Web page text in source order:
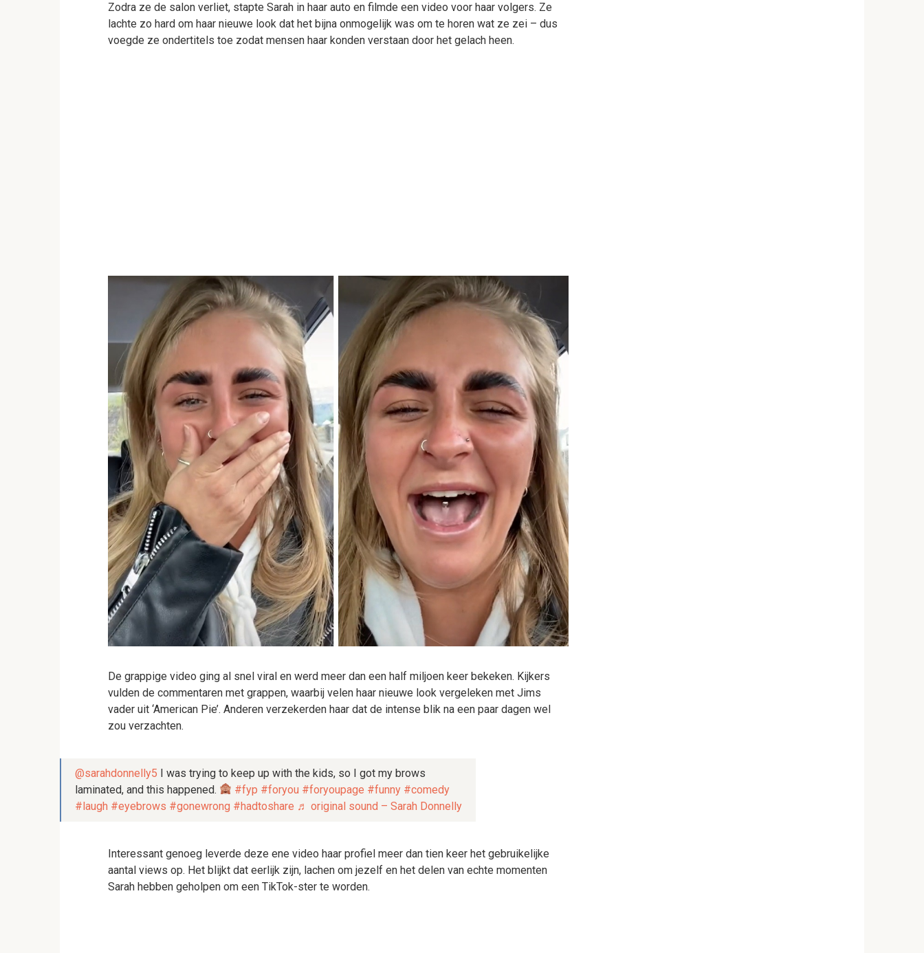
Zodra ze de salon verliet, stapte Sarah in haar auto en filmde een video voor haar volgers. Ze
lachte zo hard om haar nieuwe look dat het bijna onmogelijk was om te horen wat ze zei – dus
voegde ze ondertitels toe zodat mensen haar konden verstaan door het gelach heen.
De grappige video ging al snel viral en werd meer dan een half miljoen keer bekeken. Kijkers
vulden de commentaren met grappen, waarbij velen haar nieuwe look vergeleken met Jims
vader uit ‘American Pie’. Anderen verzekerden haar dat de intense blik na een paar dagen wel
zou verzachten.
@sarahdonnelly5 I was trying to keep up with the kids, so I got my brows
laminated, and this happened.
#fyp #foryou #foryoupage #funny #comedy
#laugh #eyebrows #gonewrong #hadtoshare ♬ original sound – Sarah Donnelly
Interessant genoeg leverde deze ene video haar profiel meer dan tien keer het gebruikelijke
aantal views op. Het blijkt dat eerlijk zijn, lachen om jezelf en het delen van echte momenten
Sarah hebben geholpen om een TikTok-ster te worden.